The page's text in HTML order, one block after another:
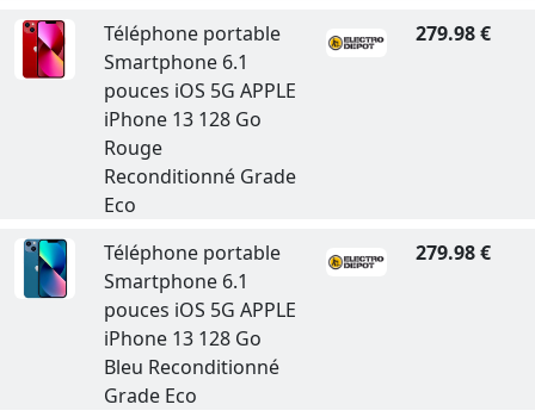
Téléphone portable
Smartphone 6.1
pouces iOS 5G APPLE
iPhone 13 128 Go
Rouge
Reconditionné Grade
Eco
279.98 €
Téléphone portable
Smartphone 6.1
pouces iOS 5G APPLE
iPhone 13 128 Go
Bleu Reconditionné
Grade Eco
279.98 €